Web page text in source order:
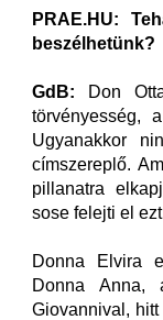
PRAE.HU:
beszélhetünk?
GdB: Don
törvényesség,
Ugyanakkor
címszereplő.
pillanatra
sose felejti el
Donna Elvira
Donna Anna,
Giovannival,